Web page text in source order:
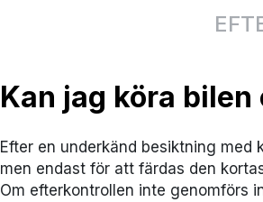
Kan jag köra
Efter en underkänd besiktning
men endast för att färdas den
Om efterkontrollen inte genomförs